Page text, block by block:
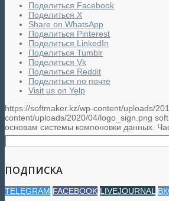
Поделиться Facebook
Поделиться X
Share on WhatsApp
Поделиться Pinterest
Поделиться LinkedIn
Поделиться Tumblr
Поделиться Vk
Поделиться Reddit
Поделиться по почте
Visit us on Yelp
https://softmaker.kz/wp-content/uploads/
content/uploads/2020/04/logo_sign.png
основам системы компоновки данных.
ПОДПИСКА
TELEGRAM FACEBOOK LIVEJOURNAL